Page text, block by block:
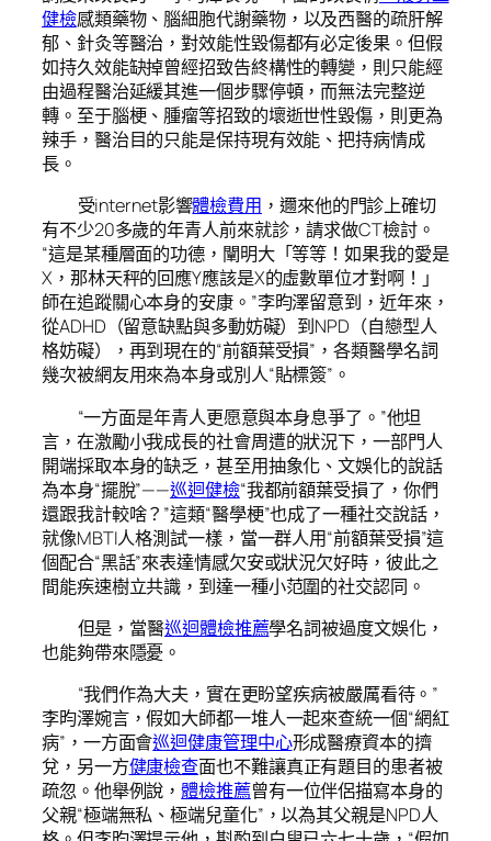
健檢感類藥物、腦細胞代謝藥物，以及西醫的疏肝解
郁、針灸等醫治，對效能性毀傷都有必定後果。但假
如持久效能缺掉曾經招致告終構性的轉變，則只能經
由過程醫治延緩其進一個步驟停頓，而無法完整逆
轉。至于腦梗、腫瘤等招致的壞逝世性毀傷，則更為
辣手，醫治目的只能是保持現有效能、把持病情成
長。
受internet影響體檢費用 ，邇來他的門診上確切
有不少20多歲的年青人前來就診，請求做CT檢討。
“這是某種層面的功德，闡明大「等等！如果我的愛是
X，那林天秤的回應Y應該是X的虛數單位才對啊！」
師在追蹤關心本身的安康。”李昀澤留意到，近年來，
從ADHD（留意缺點與多動妨礙）到NPD（自戀型人
格妨礙），再到現在的“前額葉受損”，各類醫學名詞
幾次被網友用來為本身或別人“貼標簽”。
“一方面是年青人更愿意與本身息爭了。”他坦
言，在激勵小我成長的社會周遭的狀況下，一部門人
開端採取本身的缺乏，甚至用抽象化、文娛化的說話
為本身“擺脫”——巡迴健檢“我都前額葉受損了，你們
還跟我計較啥？”這類“醫學梗”也成了一種社交說話，
就像MBTI人格測試一樣，當一群人用“前額葉受損”這
個配合“黑話”來表達情感欠安或狀況欠好時，彼此之
間能疾速樹立共識，到達一種小范圍的社交認同。
但是，當醫巡迴體檢推薦學名詞被過度文娛化，
也能夠帶來隱憂。
“我們作為大夫，實在更盼望疾病被嚴厲看待。”
李昀澤婉言，假如大師都一堆人一起來查統一個“網紅
病”，一方面會巡迴健康管理中心形成醫療資本的擠
兌，另一方健康檢查面也不難讓真正有題目的患者被
疏忽。他舉例說，體檢推薦曾有一位伴侶描寫本身的
父親“極端無私、極端兒童化”，以為其父親是NPD人